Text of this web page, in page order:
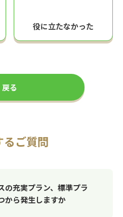
役に立たなかった
戻る
るご質問
の充実プラン、標準プラ
から発生しますか